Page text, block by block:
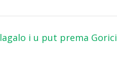
i u put prema Gorici